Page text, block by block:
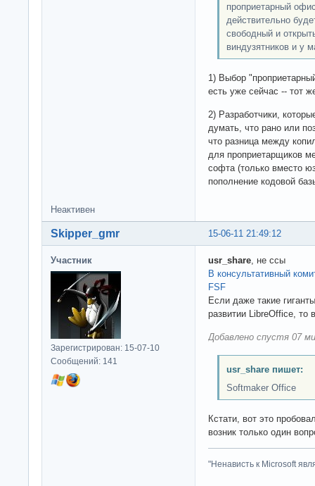
проприетарный
действительно
свободный и
виндузятников и у
1) Выбор
есть уже сейчас -- тот
2) Разработчики,
думать, что рано или
что разница между
для проприетарщиков
софта (только вместо
пополнение кодовой
Неактивен
15-06-11 21:49:12
Skipper_gmr
Участник
Зарегистрирован: 15-07-10
Сообщений: 141
usr_share , не ссы
В консультативный
FSF
Если даже такие
развитии LibreOffice, то
Добавлено спустя 07
usr_share пишет:
Softmaker Office
Кстати, вот это
возник только один
"Ненависть к Microsoft